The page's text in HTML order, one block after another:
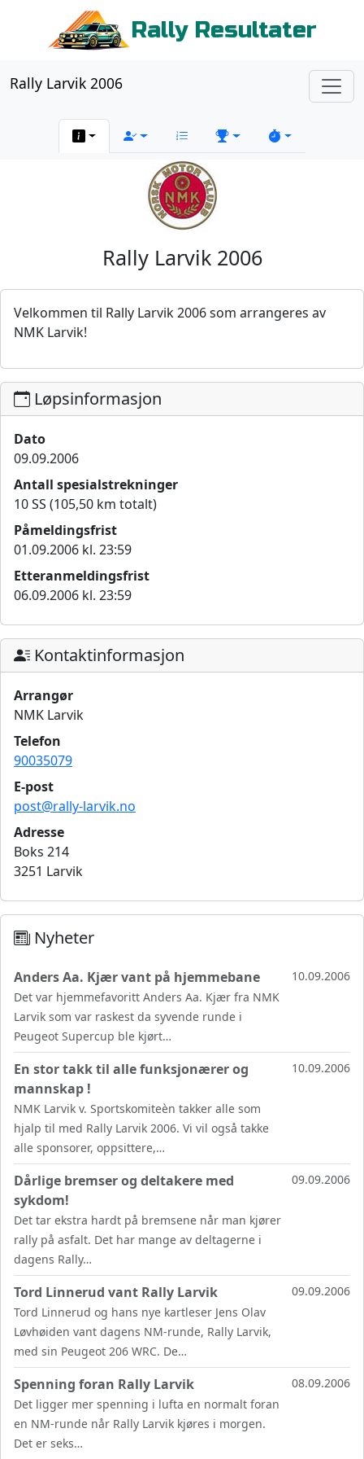
Rally Resultater
Rally Larvik 2006
Rally Larvik 2006
Velkommen til Rally Larvik 2006 som arrangeres av
NMK Larvik!
Løpsinformasjon
Dato
09.09.2006
Antall spesialstrekninger
10 SS (105,50 km totalt)
Påmeldingsfrist
01.09.2006 kl. 23:59
Etteranmeldingsfrist
06.09.2006 kl. 23:59
Kontaktinformasjon
Arrangør
NMK Larvik
Telefon
90035079
E-post
post@rally-larvik.no
Adresse
Boks 214
3251 Larvik
Nyheter
Anders Aa. Kjær vant på hjemmebane
Det var hjemmefavoritt Anders Aa. Kjær fra NMK
Larvik som var raskest da syvende runde i
Peugeot Supercup ble kjørt…
10.09.2006
En stor takk til alle funksjonærer og
mannskap !
NMK Larvik v. Sportskomiteèn takker alle som
hjalp til med Rally Larvik 2006. Vi vil også takke
alle sponsorer, oppsittere,…
10.09.2006
Dårlige bremser og deltakere med
sykdom!
Det tar ekstra hardt på bremsene når man kjører
rally på asfalt. Det har mange av deltagerne i
dagens Rally…
09.09.2006
Tord Linnerud vant Rally Larvik
Tord Linnerud og hans nye kartleser Jens Olav
Løvhøiden vant dagens NM-runde, Rally Larvik,
med sin Peugeot 206 WRC. De…
09.09.2006
Spenning foran Rally Larvik
Det ligger mer spenning i lufta en normalt foran
en NM-runde når Rally Larvik kjøres i morgen.
Det er seks…
08.09.2006